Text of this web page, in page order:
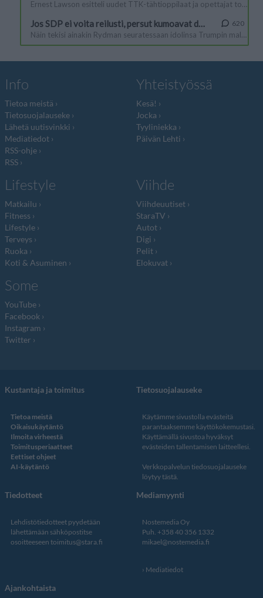
Info
Tietoa meistä
Tietosuojalauseke
Lähetä uutisvinkki
Mediatiedot
RSS-ohje
RSS
Yhteistyössä
Kesä!
Jocka
Tyyliniekka
Päivän Lehti
Lifestyle
Matkailu
Fitness
Lifestyle
Terveys
Ruoka
Koti & Asuminen
Viihde
Viihdeuutiset
StaraTV
Autot
Digi
Pelit
Elokuvat
Some
YouTube
Facebook
Instagram
Twitter
Kustantaja ja toimitus
Tietoa meistä
Oikaisukäytäntö
Ilmoita virheestä
Toimitusperiaatteet
Eettiset ohjeet
AI-käytäntö
Tietosuojalauseke
Käytämme sivustolla evästeitä
parantaaksemme käyttökokemustasi.
Käyttämällä sivustoa hyväksyt
evästeiden tallentamisen laitteellesi.
Verkkopalvelun tiedosuojalauseke
löytyy tästä.
Tiedotteet
Lehdistötiedotteet pyydetään
lähettämään sähköpostitse
osoitteeseen toimitus@stara.fi
Mediamyynti
Nostemedia Oy
Puh. +358 40 356 1332
mikael@nostemedia.fi
Mediatiedot
Ajankohtaista